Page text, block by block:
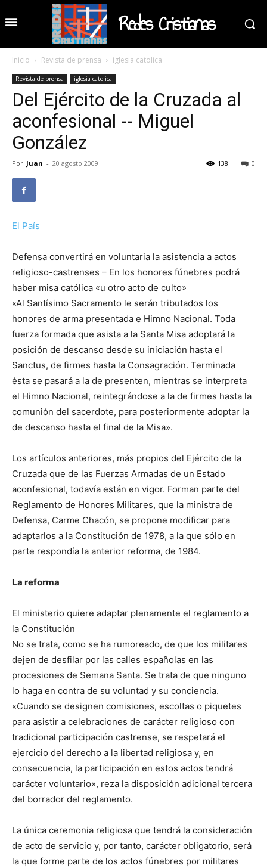
Redes Cristianas
Inicio Revista de prensa iglesia catolica
Revista de prensa iglesia catolica
Del Ejército de la Cruzada al
aconfesional -- Miguel
González
Por Juan - 20 agosto 2009 0
138
El País
Defensa convertirá en voluntaria la asistencia a actos
religioso-castrenses – En los honores fúnebres podrá
haber misa católica «u otro acto de culto»
«Al Santísimo Sacramento le serán tributados los
honores de arma presentada e Himno Nacional. Toda
fuerza formada que asista a la Santa Misa adoptará la
posición de descanso desde su iniciación hasta el
Sanctus, de firmes hasta la Consagración. Terminada
ésta se pasará a la de presenten, mientras se interpreta
el Himno Nacional, reintegrándose a la de firmes hasta la
comunión del sacerdote, para posteriormente adoptar la
de descanso hasta el final de la Misa».
Los artículos anteriores, más propios del Ejército de la
Cruzada que de las Fuerzas Armadas de un Estado
aconfesional, todavía están en vigor. Forman parte del
Reglamento de Honores Militares, que la ministra de
Defensa, Carme Chacón, se propone modificar para
adaptarlos a la Constitución de 1978, a la que sólo en
parte respondía la anterior reforma, de 1984.
La reforma
El ministerio quiere adaptar plenamente el reglamento a
la Constitución
No se trata, como se ha rumoreado, de que los militares
dejen de desfilar por las calles españolas en las
procesiones de Semana Santa. Se trata de que ninguno
lo haga en contra de su voluntad y su conciencia.
«Cuando se designen comisiones, escoltas o piquetes
para asistir a celebraciones de carácter religioso con
tradicional participación castrense, se respetará el
ejercicio del derecho a la libertad religiosa y, en
consecuencia, la participación en estos actos tendrá
carácter voluntario», reza la disposición adicional tercera
del borrador del reglamento.
La única ceremonia religiosa que tendrá la consideración
de acto de servicio y, por tanto, carácter obligatorio, será
la que forme parte de los actos fúnebres por militares